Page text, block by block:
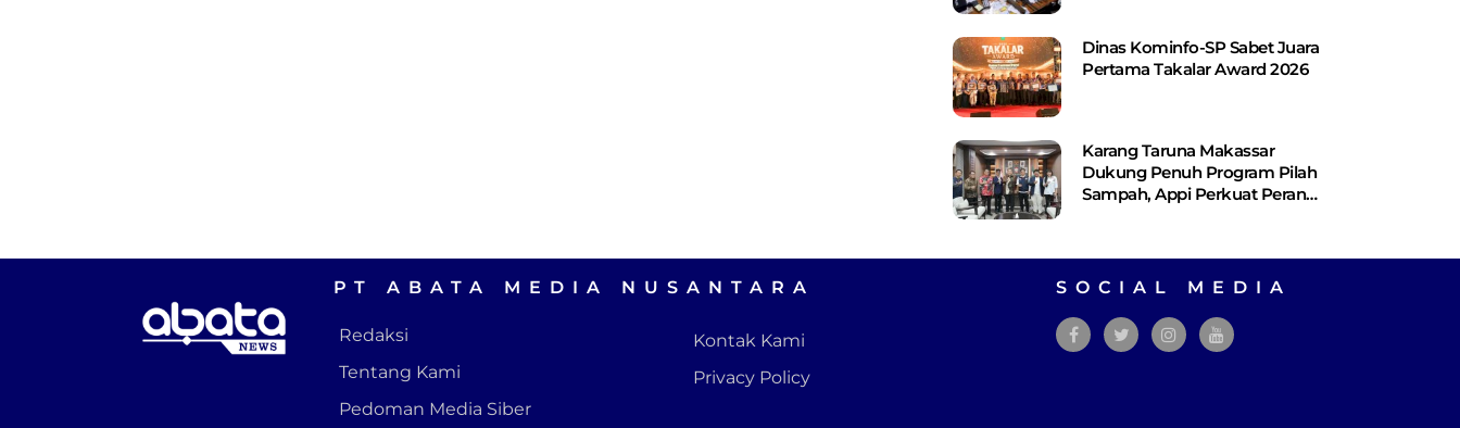
Dinas Kominfo-SP Sabet Juara
Pertama Takalar Award 2026
Karang Taruna Makassar
Dukung Penuh Program Pilah
Sampah, Appi Perkuat Peran
PT ABATA MEDIA NUSANTARA
Redaksi
Tentang Kami
Pedoman Media Siber
Kontak Kami
Privacy Policy
SOCIAL MEDIA